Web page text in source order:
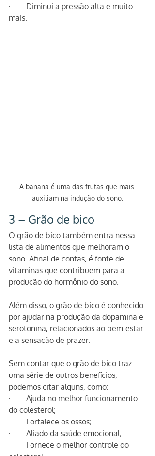
·        Diminui a pressão alta e muito
mais.
A banana é uma das frutas que mais
auxiliam na indução do sono.
3 – Grão de bico
O grão de bico também entra nessa
lista de alimentos que melhoram o
sono. Afinal de contas, é fonte de
vitaminas que contribuem para a
produção do hormônio do sono.
Além disso, o grão de bico é conhecido
por ajudar na produção da dopamina e
serotonina, relacionados ao bem-estar
e a sensação de prazer.
Sem contar que o grão de bico traz
uma série de outros benefícios,
podemos citar alguns, como:
·        Ajuda no melhor funcionamento
do colesterol;
·        Fortalece os ossos;
·        Aliado da saúde emocional;
·        Fornece o melhor controle do